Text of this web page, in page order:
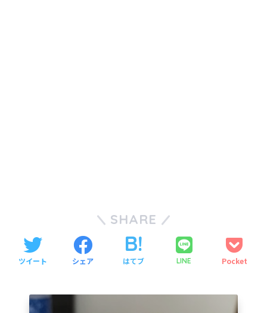
SHARE
ツイート シェア はてブ LINE Pocket